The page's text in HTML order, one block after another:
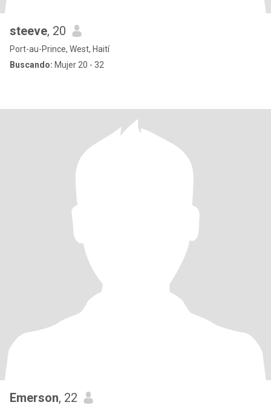
steeve, 20
Port-au-Prince, West, Haití
Buscando: Mujer 20 - 32
Emerson, 22